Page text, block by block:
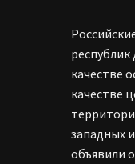
качестве
качестве
западных
объявили